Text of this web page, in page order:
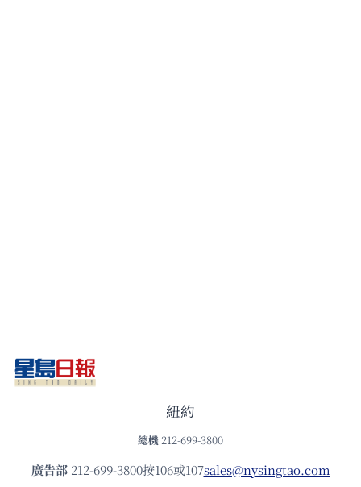
紐約
總機 212-699-3800
廣告部212-699-3800按106或107sales@nysingtao.com